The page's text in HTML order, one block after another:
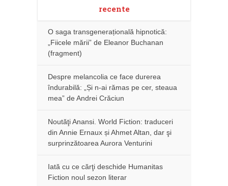
recente
O saga transgenerațională hipnotică:
„Fiicele mării” de Eleanor Buchanan
(fragment)
Despre melancolia ce face durerea
îndurabilă: „Și n-ai rămas pe cer, steaua
mea” de Andrei Crăciun
Noutăţi Anansi. World Fiction: traduceri
din Annie Ernaux și Ahmet Altan, dar şi
surprinzătoarea Aurora Venturini
Iată cu ce cărţi deschide Humanitas
Fiction noul sezon literar